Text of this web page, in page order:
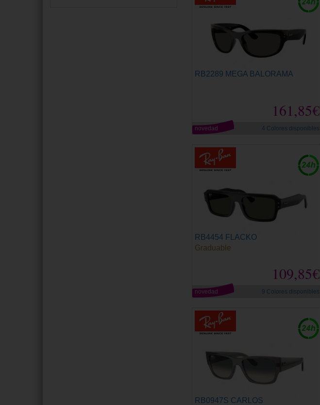
RB2289 MEGA BALORAMA
161,85€
novedad 4 Colores disponibles
RB4454 FLACKO
109,85€
Graduable
novedad 9 Colores disponibles
RB0947S CARLOS